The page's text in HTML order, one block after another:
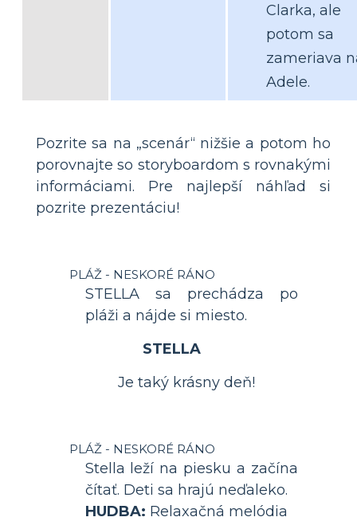
Clarka, ale
potom sa
zameriava
Adele.
Pozrite sa na „scenár“ nižšie a potom ho
porovnajte so storyboardom s rovnakými
informáciami. Pre najlepší náhľad si
pozrite prezentáciu!
PLÁŽ - NESKORÉ RÁNO
STELLA sa prechádza po
pláži a nájde si miesto.
STELLA
Je taký krásny deň!
PLÁŽ - NESKORÉ RÁNO
Stella leží na piesku a začína
čítať. Deti sa hrajú neďaleko.
HUDBA: Relaxačná melódia